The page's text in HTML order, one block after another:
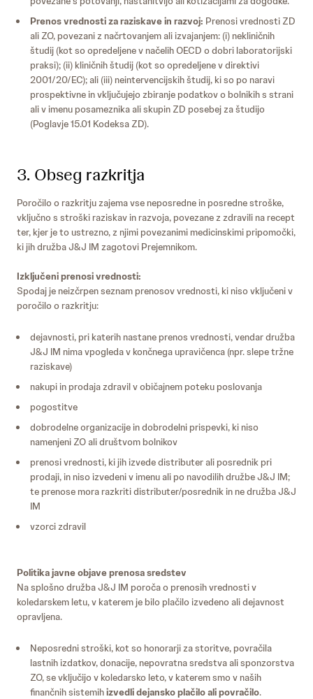
Prenos vrednosti za raziskave in razvoj: Prenosi vrednosti ZD
ali ZO, povezani z načrtovanjem ali izvajanjem: (i) nekliničnih
študij (kot so opredeljene v načelih OECD o dobri laboratorijski
praksi); (ii) kliničnih študij (kot so opredeljene v direktivi
2001/20/EC); ali (iii) neintervencijskih študij, ki so po naravi
prospektivne in vključujejo zbiranje podatkov o bolnikih s strani
ali v imenu posameznika ali skupin ZD posebej za študijo
(Poglavje 15.01 Kodeksa ZD).
3. Obseg razkritja
Poročilo o razkritju zajema vse neposredne in posredne stroške,
vključno s stroški raziskav in razvoja, povezane z zdravili na recept
ter, kjer je to ustrezno, z njimi povezanimi medicinskimi pripomočki,
ki jih družba J&J IM zagotovi Prejemnikom.
Izključeni prenosi vrednosti:
Spodaj je neizčrpen seznam prenosov vrednosti, ki niso vključeni v
poročilo o razkritju:
dejavnosti, pri katerih nastane prenos vrednosti, vendar družba
J&J IM nima vpogleda v končnega upravičenca (npr. slepe tržne
raziskave)
nakupi in prodaja zdravil v običajnem poteku poslovanja
pogostitve
dobrodelne organizacije in dobrodelni prispevki, ki niso
namenjeni ZO ali društvom bolnikov
prenosi vrednosti, ki jih izvede distributer ali posrednik pri
prodaji, in niso izvedeni v imenu ali po navodilih družbe J&J IM;
te prenose mora razkriti distributer/posrednik in ne družba J&J
IM
vzorci zdravil
Politika javne objave prenosa sredstev
Na splošno družba J&J IM poroča o prenosih vrednosti v
koledarskem letu, v katerem je bilo plačilo izvedeno ali dejavnost
opravljena.
Neposredni stroški, kot so honorarji za storitve, povračila
lastnih izdatkov, donacije, nepovratna sredstva ali sponzorstva
ZO, se vključijo v koledarsko leto, v katerem smo v naših
finančnih sistemihizvedli dejansko plačilo ali povračilo.